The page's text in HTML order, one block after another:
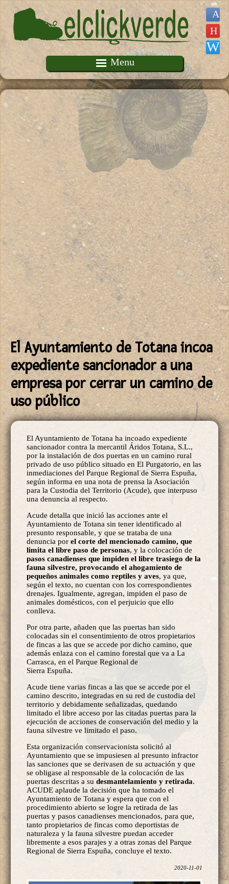
Pasar al contenido principal
Menu
El Ayuntamiento de Totana incoa
expediente sancionador a una
empresa por cerrar un camino de
uso público
El Ayuntamiento de Totana ha incoado expediente
sancionador contra la mercantil Áridos Totana, S.L.,
por la instalación de dos puertas en un camino rural
privado de uso público situado en El Purgatorio, en las
inmediaciones del Parque Regional de Sierra Espuña,
según informa en una nota de prensa la Asociación
para la Custodia del Territorio (Acude), que interpuso
una denuncia al respecto.
Acude detalla que inició las acciones ante el
Ayuntamiento de Totana sin tener identificado al
presunto responsable, y que se trataba de una
denuncia por el corte del mencionado camino, que
limita el libre paso de personas, y la colocación de
pasos canadienses que impiden el libre trasiego de la
fauna silvestre, provocando el ahogamiento de
pequeños animales como reptiles y aves, ya que,
según el texto, no cuentan con los correspondientes
drenajes. Igualmente, agregan, impiden el paso de
animales domésticos, con el perjuicio que ello
conlleva.
Por otra parte, añaden que las puertas han sido
colocadas sin el consentimiento de otros propietarios
de fincas a las que se accede por dicho camino, que
además enlaza con el camino forestal que va a La
Carrasca, en el Parque Regional de
Sierra Espuña.
Acude tiene varias fincas a las que se accede por el
camino descrito, integradas en su red de custodia del
territorio y debidamente señalizadas, quedando
limitado el libre acceso por las citadas puertas para la
ejecución de acciones de conservación del medio y la
fauna silvestre ve limitado el paso.
Esta organización conservacionista solicitó al
Ayuntamiento que se impusiesen al presunto infractor
las sanciones que se derivasen de su actuación y que
se obligase al responsable de la colocación de las
puertas descritas a su desmantelamiento y retirada.
ACUDE aplaude la decisión que ha tomado el
Ayuntamiento de Totana y espera que con el
procedimiento abierto se logre la retirada de las
puertas y pasos canadienses mencionados, para que,
tanto propietarios de fincas como deportistas de
naturaleza y la fauna silvestre puedan acceder
libremente a esos parajes y a otras zonas del Parque
Regional de Sierra Espuña, concluye el texto.
2020-11-01